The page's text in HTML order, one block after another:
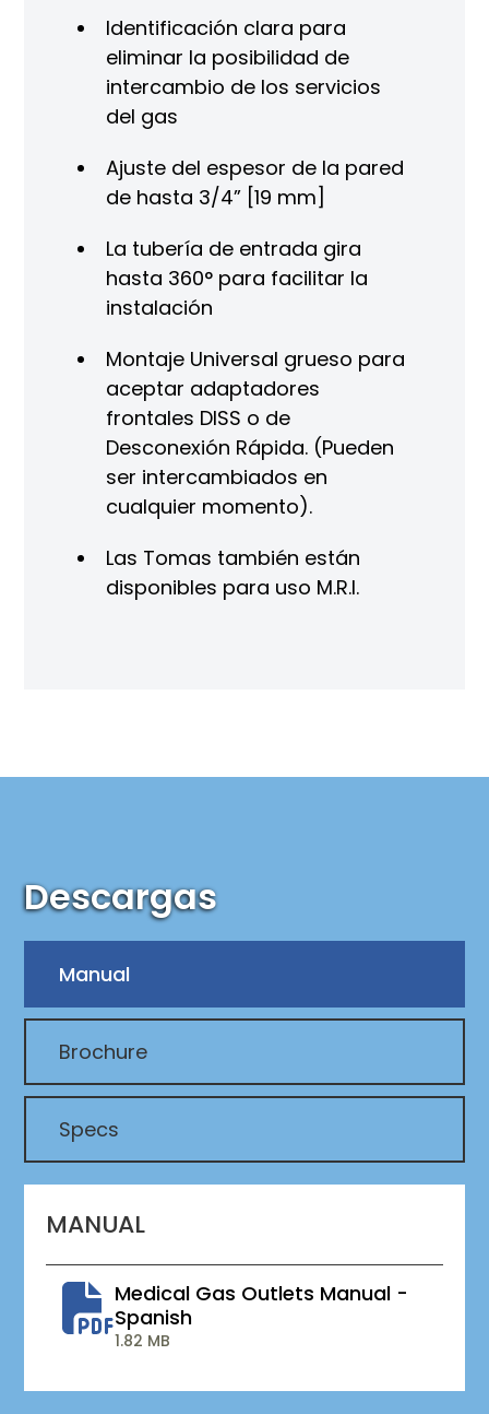
Identificación clara para
eliminar la posibilidad de
intercambio de los servicios
del gas
Ajuste del espesor de la pared
de hasta 3/4” [19 mm]
La tubería de entrada gira
hasta 360° para facilitar la
instalación
Montaje Universal grueso para
aceptar adaptadores
frontales DISS o de
Desconexión Rápida. (Pueden
ser intercambiados en
cualquier momento).
Las Tomas también están
disponibles para uso M.R.I.
Descargas
Manual
Brochure
Specs
MANUAL
Medical Gas Outlets Manual -
Spanish
1.82 MB